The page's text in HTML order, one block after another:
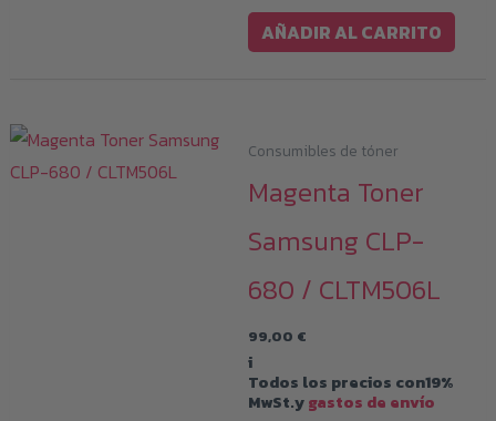
AÑADIR AL CARRITO
Consumibles de tóner
Magenta Toner
Samsung CLP-
680 / CLTM506L
99,00 €
i
Todos los precios con19%
MwSt.ygastos de envío